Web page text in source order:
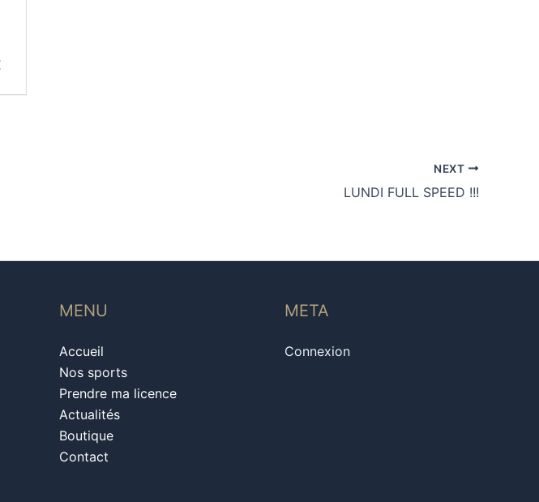
NEXT
LUNDI FULL SPEED !!!
MENU
Accueil
Nos sports
Prendre ma licence
Actualités
Boutique
Contact
META
Connexion